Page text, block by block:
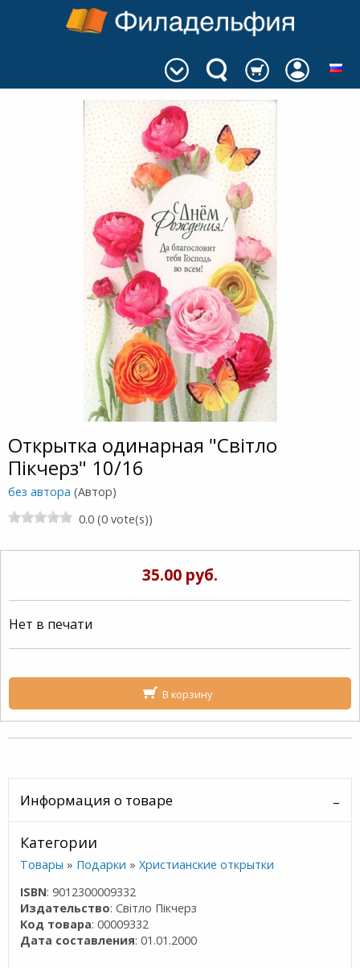
Открытка одинарная "Свiтло
Пiкчерз" 10/16
без автора (Автор)
0.0 (0 vote(s))
35.00 руб.
Нет в печати
В корзину
Информация о товаре
Категории
Товары » Подарки »Христианские открытки
ISBN: 9012300009332
Издательство: Cвiтло Пiкчерз
Код товара: 00009332
Дата составления: 01.01.2000